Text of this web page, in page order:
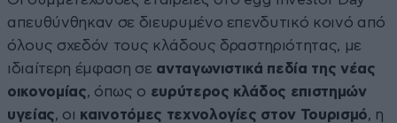
απευθύνθηκαν σε διευρυμένο επενδυτικό κοινό από
όλους σχεδόν τους κλάδους δραστηριότητας, με
ιδιαίτερη έμφαση σε ανταγωνιστικά πεδία της νέας
οικονομίας, όπως ο ευρύτερος κλάδος επιστημών
υγείας, οι καινοτόμες τεχνολογίες στον Τουρισμό, η